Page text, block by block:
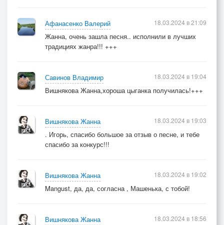
Афанасенко Валерий
Жанна, очень зашла песня.. исполнили в лучших
традициях жанра!!! +++
18.03.2024 в 21:09
Савинов Владимир
Вишнякова Жанна,хороша цыганка получилась!+++
18.03.2024 в 19:04
Вишнякова Жанна
. Игорь, спасибо большое за отзыв о песне, и тебе
спасибо за конкурс!!!
18.03.2024 в 19:03
Вишнякова Жанна
Mangust, да, да, согласна , Машенька, с тобой!
18.03.2024 в 19:02
Вишнякова Жанна
18.03.2024 в 18:56